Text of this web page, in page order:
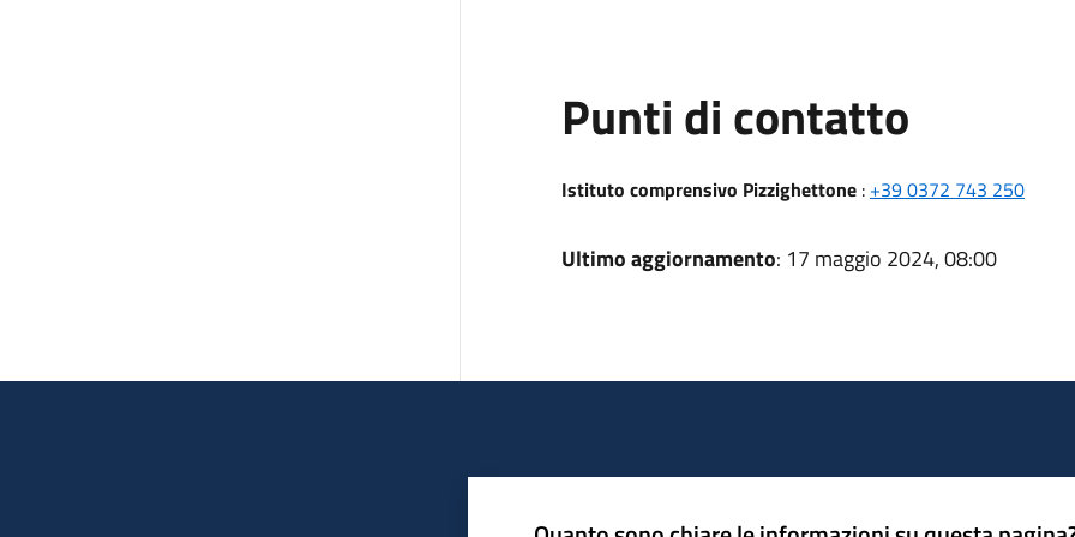
Punti di contatto
Istituto comprensivo Pizzighettone: +39 0372 743 250
Ultimo aggiornamento: 17 maggio 2024, 08:00